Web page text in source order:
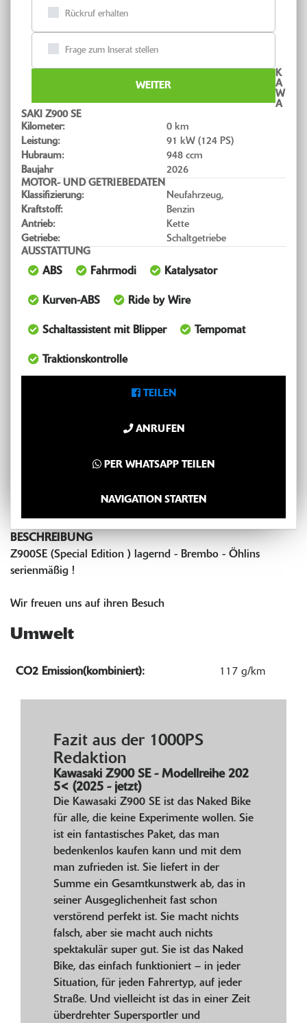
BESCHREIBUNG
Z900SE (Special Edition ) lagernd - Brembo - Öhlins
serienmäßig !
Wir freuen uns auf ihren Besuch
Umwelt
CO2 Emission(kombiniert): 117 g/km
Rückruf erhalten
Frage zum Inserat stellen
WEITER
K
A
W
A
SAKI Z900 SE
Kilometer:
0 km
Leistung:
91 kW (124 PS)
Hubraum:
948 ccm
Baujahr
2026
MOTOR- UND GETRIEBEDATEN
Klassifizierung:
Neufahrzeug,
Kraftstoff:
Benzin
Antrieb:
Kette
Getriebe:
Schaltgetriebe
AUSSTATTUNG
ABS Fahrmodi Katalysator
Kurven-ABS Ride by Wire
Schaltassistent mit Blipper Tempomat
Traktionskontrolle
TEILEN
ANRUFEN
PER WHATSAPP TEILEN
NAVIGATION STARTEN
Fazit aus der 1000PS
Redaktion
Kawasaki Z900 SE - Modellreihe 202
5< (2025 - jetzt)
Die Kawasaki Z900 SE ist das Naked Bike
für alle, die keine Experimente wollen. Sie
ist ein fantastisches Paket, das man
bedenkenlos kaufen kann und mit dem
man zufrieden ist. Sie liefert in der
Summe ein Gesamtkunstwerk ab, das in
seiner Ausgeglichenheit fast schon
verstörend perfekt ist. Sie macht nichts
falsch, aber sie macht auch nichts
spektakulär super gut. Sie ist das Naked
Bike, das einfach funktioniert – in jeder
Situation, für jeden Fahrertyp, auf jeder
Straße. Und vielleicht ist das in einer Zeit
überdrehter Supersportler und